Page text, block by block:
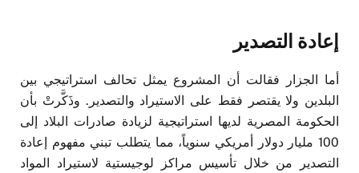
إعادة التصدير
أما الجزار فقالت أن المشروع يمثل تحالف استراتيجي بين
البلدين ولا يقتصر فقط على الاستيراد والتصدير. وذَكَّرتْ بأن
الحكومة المصرية لديها استراتيجية لزيادة صادرات البلاد إلى
100 مليار دولار أمريكي سنوياً، مما يتطلب تبني مفهوم إعادة
التصدير من خلال تأسيس مراكز لوجيستية لاستيراد المواد